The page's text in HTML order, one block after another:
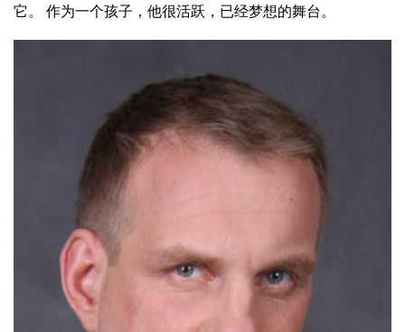
它。 作为一个孩子，他很活跃，已经梦想的舞台。